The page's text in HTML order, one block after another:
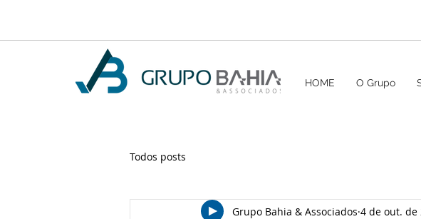
HOME O Grupo
Todos posts
Grupo Bahia & Associados 4 de out. de